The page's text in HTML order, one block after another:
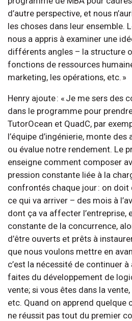
d’autre perspective, et nous
les choses dans leur ensemble.
nous a appris à examiner une
différents angles – la structure
fonctions de ressources
marketing, les opérations, etc. »
Henry ajoute : « Je me sers des
dans le programme pour
TutorOcean et QuadC, par
l’équipe d’ingénierie, monte
ou évalue notre rendement. Le
enseigne comment composer
pression constante liée à la
confrontés chaque jour : on
ce qui va arriver – des mois à
dont ça va affecter l’entreprise,
constante de la concurrence,
d’être ouverts et prêts à
que nous voulons mettre en
c’est la nécessité de continuer
faites du développement de
vente; si vous êtes dans la
etc. Quand on apprend quelque
ne réussit pas tout du premier